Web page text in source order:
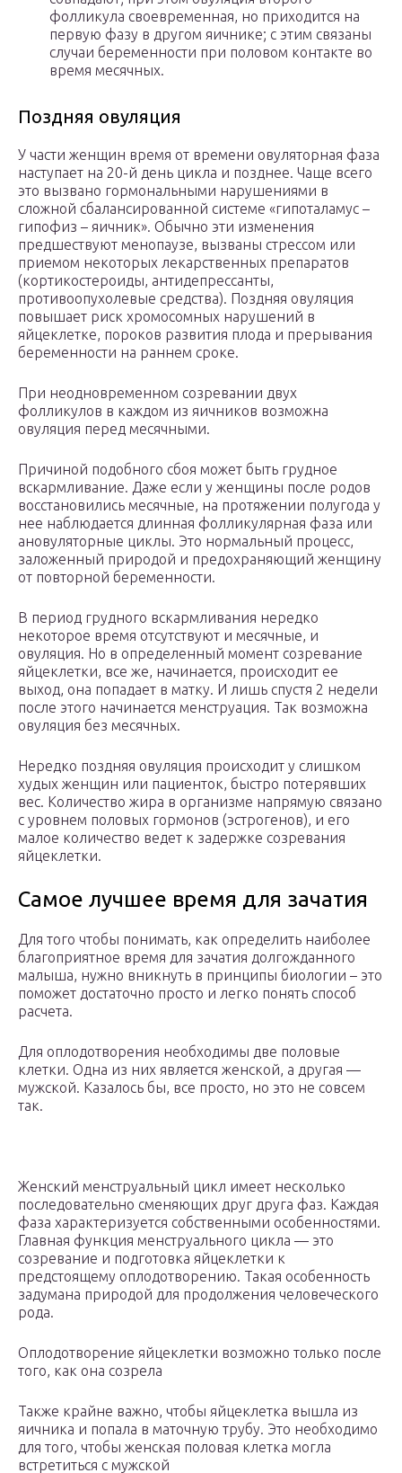
фолликула своевременная, но приходится на
первую фазу в другом яичнике; с этим связаны
случаи беременности при половом контакте во
время месячных.
Поздняя овуляция
У части женщин время от времени овуляторная фаза
наступает на 20-й день цикла и позднее. Чаще всего
это вызвано гормональными нарушениями в
сложной сбалансированной системе «гипоталамус –
гипофиз – яичник». Обычно эти изменения
предшествуют менопаузе, вызваны стрессом или
приемом некоторых лекарственных препаратов
(кортикостероиды, антидепрессанты,
противоопухолевые средства). Поздняя овуляция
повышает риск хромосомных нарушений в
яйцеклетке, пороков развития плода и прерывания
беременности на раннем сроке.
При неодновременном созревании двух
фолликулов в каждом из яичников возможна
овуляция перед месячными.
Причиной подобного сбоя может быть грудное
вскармливание. Даже если у женщины после родов
восстановились месячные, на протяжении полугода у
нее наблюдается длинная фолликулярная фаза или
ановуляторные циклы. Это нормальный процесс,
заложенный природой и предохраняющий женщину
от повторной беременности.
В период грудного вскармливания нередко
некоторое время отсутствуют и месячные, и
овуляция. Но в определенный момент созревание
яйцеклетки, все же, начинается, происходит ее
выход, она попадает в матку. И лишь спустя 2 недели
после этого начинается менструация. Так возможна
овуляция без месячных.
Нередко поздняя овуляция происходит у слишком
худых женщин или пациенток, быстро потерявших
вес. Количество жира в организме напрямую связано
с уровнем половых гормонов (эстрогенов), и его
малое количество ведет к задержке созревания
яйцеклетки.
Самое лучшее время для зачатия
Для того чтобы понимать, как определить наиболее
благоприятное время для зачатия долгожданного
малыша, нужно вникнуть в принципы биологии – это
поможет достаточно просто и легко понять способ
расчета.
Для оплодотворения необходимы две половые
клетки. Одна из них является женской, а другая —
мужской. Казалось бы, все просто, но это не совсем
так.
Женский менструальный цикл имеет несколько
последовательно сменяющих друг друга фаз. Каждая
фаза характеризуется собственными особенностями.
Главная функция менструального цикла — это
созревание и подготовка яйцеклетки к
предстоящему оплодотворению. Такая особенность
задумана природой для продолжения человеческого
рода.
Оплодотворение яйцеклетки возможно только после
того, как она созрела
Также крайне важно, чтобы яйцеклетка вышла из
яичника и попала в маточную трубу. Это необходимо
для того, чтобы женская половая клетка могла
встретиться с мужской